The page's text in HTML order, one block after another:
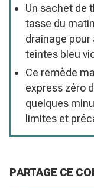
Un sachet de
tasse du
drainage
teintes bleu
Ce remède
express zéro
quelques
limites et
PARTAGE CE